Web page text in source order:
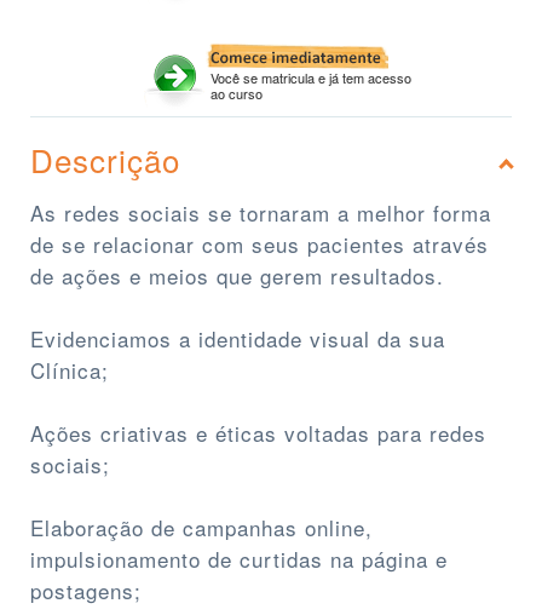
Você se matricula e já tem acesso
ao curso
Descrição
As redes sociais se tornaram a melhor forma
de se relacionar com seus pacientes através
de ações e meios que gerem resultados.
Evidenciamos a identidade visual da sua
Clínica;
Ações criativas e éticas voltadas para redes
sociais;
Elaboração de campanhas online,
impulsionamento de curtidas na página e
postagens;